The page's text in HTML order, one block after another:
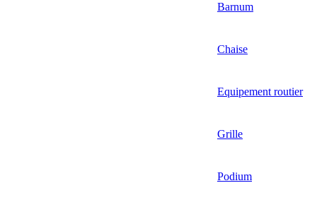
Barnum
Chaise
Equipement routier
Grille
Podium